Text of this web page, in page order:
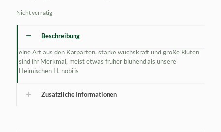
Nicht vorrätig
Beschreibung
eine Art aus den Karparten, starke wuchskraft und große Blüten
sind ihr Merkmal, meist etwas früher blühend als unsere
Heimischen H. nobilis
Zusätzliche Informationen